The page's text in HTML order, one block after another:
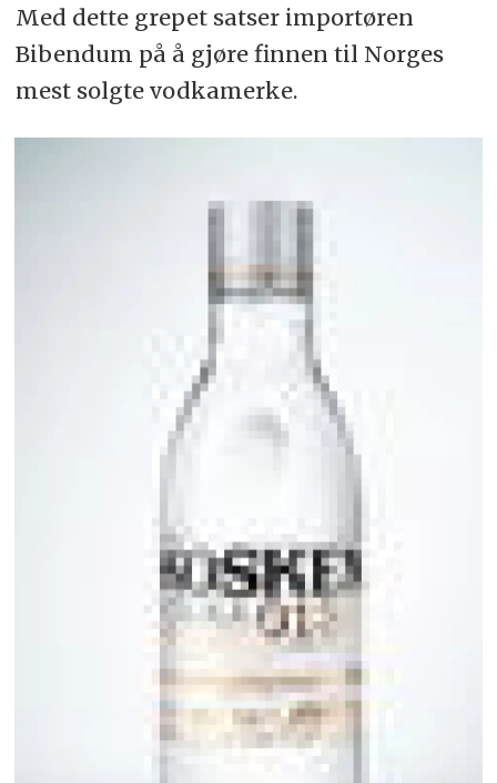
Med dette grepet satser importøren
Bibendum på å gjøre finnen til Norges
mest solgte vodkamerke.